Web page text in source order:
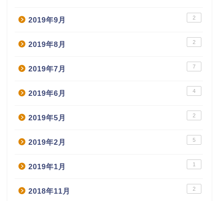
2019年9月 2
2019年8月 2
2019年7月 7
2019年6月 4
2019年5月 2
2019年2月 5
2019年1月 1
2018年11月 2